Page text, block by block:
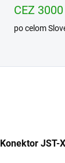
CEZ
po celom
Konektor JST-